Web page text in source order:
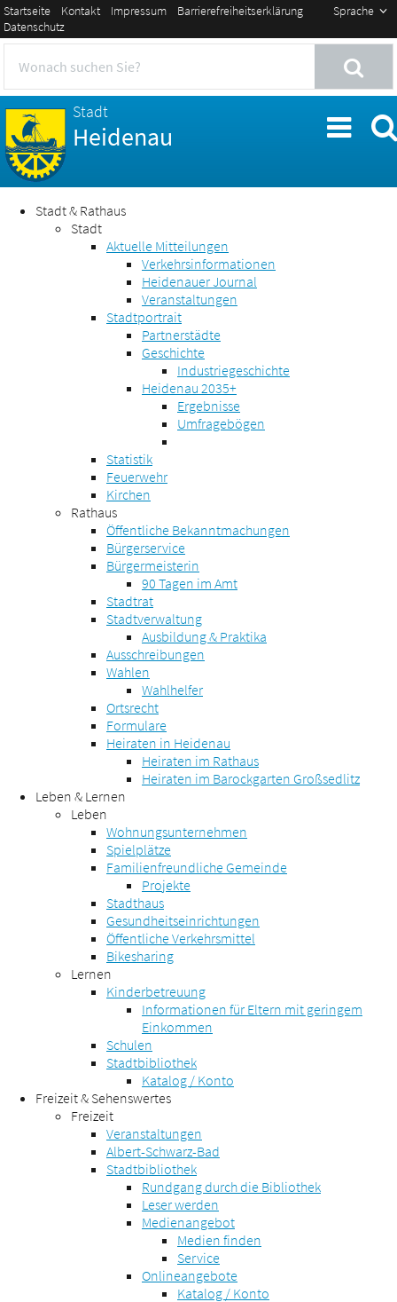
Sprache
Startseite Kontakt Impressum
Barrierefreiheitserklärung
Datenschutz
Stadt
Heidenau
Stadt & Rathaus
Stadt
Aktuelle Mitteilungen
Verkehrsinformationen
Heidenauer Journal
Veranstaltungen
Stadtportrait
Partnerstädte
Geschichte
Industriegeschichte
Heidenau 2035+
Ergebnisse
Umfragebögen
Statistik
Feuerwehr
Kirchen
Rathaus
Öffentliche Bekanntmachungen
Bürgerservice
Bürgermeisterin
90 Tagen im Amt
Stadtrat
Stadtverwaltung
Ausbildung & Praktika
Ausschreibungen
Wahlen
Wahlhelfer
Ortsrecht
Formulare
Heiraten in Heidenau
Heiraten im Rathaus
Heiraten im Barockgarten Großsedlitz
Leben & Lernen
Leben
Wohnungsunternehmen
Spielplätze
Familienfreundliche Gemeinde
Projekte
Stadthaus
Gesundheitseinrichtungen
Öffentliche Verkehrsmittel
Bikesharing
Lernen
Kinderbetreuung
Informationen für Eltern mit geringem
Einkommen
Schulen
Stadtbibliothek
Katalog / Konto
Freizeit & Sehenswertes
Freizeit
Veranstaltungen
Albert-Schwarz-Bad
Stadtbibliothek
Rundgang durch die Bibliothek
Leser werden
Medienangebot
Medien finden
Service
Onlineangebote
Katalog / Konto